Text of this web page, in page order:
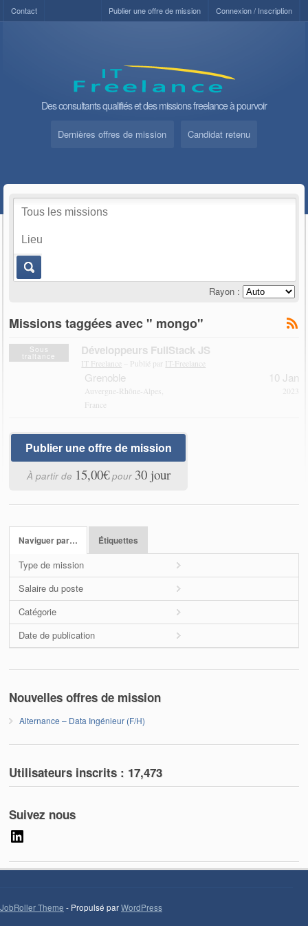
Contact Connexion / Inscription
Publier une offre de mission
Des consultants qualifiés et des missions freelance à pourvoir
Dernières offres de mission Candidat retenu
Rayon :
Missions taggées avec " mongo"
Sous
traitance Développeurs FullStack JS
IT Freelance – Publié par IT-Freelance
Grenoble
Auvergne-Rhône-Alpes,
France
10 Jan
2023
Publier une offre de mission
À partir de 15,00€pour 30 jour
Naviguer par… Étiquettes
Type de mission
Salaire du poste
Catégorie
Date de publication
Nouvelles offres de mission
Alternance – Data Ingénieur (F/H)
Utilisateurs inscrits : 17,473
Suivez nous
JobRoller Theme - Propulsé parWordPress